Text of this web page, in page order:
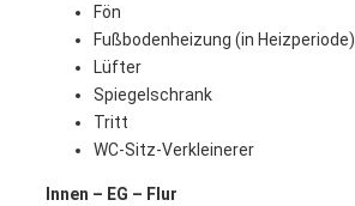
Fön
Fußbodenheizung (in Heizperiode)
Lüfter
Spiegelschrank
Tritt
WC-Sitz-Verkleinerer
Innen – EG – Flur